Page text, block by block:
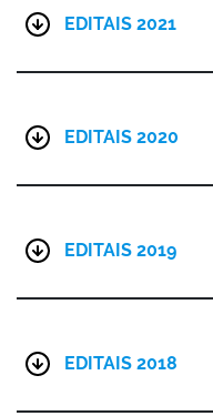
EDITAIS 2021
EDITAIS 2020
EDITAIS 2019
EDITAIS 2018